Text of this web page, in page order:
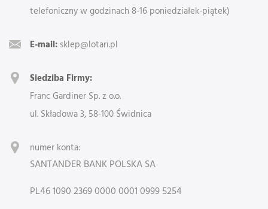
telefoniczny w godzinach 8-16 poniedziałek-piątek)
E-mail: sklep@lotari.pl
Siedziba Firmy:
Franc Gardiner Sp. z o.o.
ul. Składowa 3, 58-100 Świdnica
numer konta:
SANTANDER BANK POLSKA SA
PL46 1090 2369 0000 0001 0999 5254